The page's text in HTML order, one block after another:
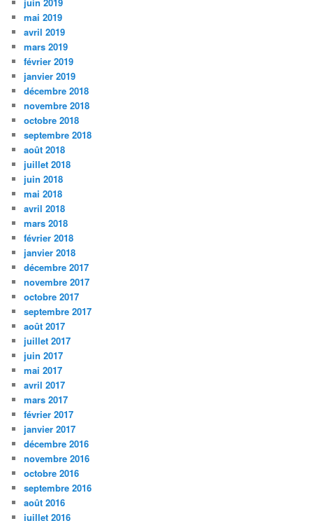
mai 2019
avril 2019
mars 2019
février 2019
janvier 2019
décembre 2018
novembre 2018
octobre 2018
septembre 2018
août 2018
juillet 2018
juin 2018
mai 2018
avril 2018
mars 2018
février 2018
janvier 2018
décembre 2017
novembre 2017
octobre 2017
septembre 2017
août 2017
juillet 2017
juin 2017
mai 2017
avril 2017
mars 2017
février 2017
janvier 2017
décembre 2016
novembre 2016
octobre 2016
septembre 2016
août 2016
juillet 2016